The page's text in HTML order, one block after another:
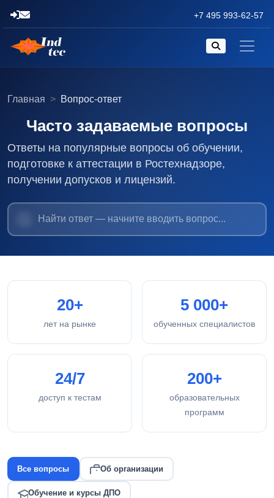
+7 495 993-62-57
Главная Вопрос-ответ
Часто задаваемые вопросы
Ответы на популярные вопросы об обучении,
подготовке к аттестации в Ростехнадзоре,
получении допусков и лицензий.
20+
лет на рынке
5 000+
обученных специалистов
24/7
доступ к тестам
200+
образовательных
программ
Все вопросы Об организации
Обучение и курсы ДПО